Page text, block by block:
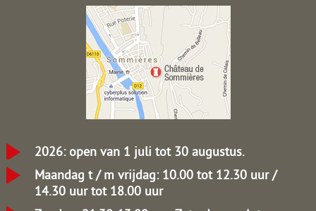
2026: open van 1 juli tot 30 augustus.
Maandag t / m vrijdag: 10.00 tot 12.30 uur /
14.30 uur tot 18.00 uur